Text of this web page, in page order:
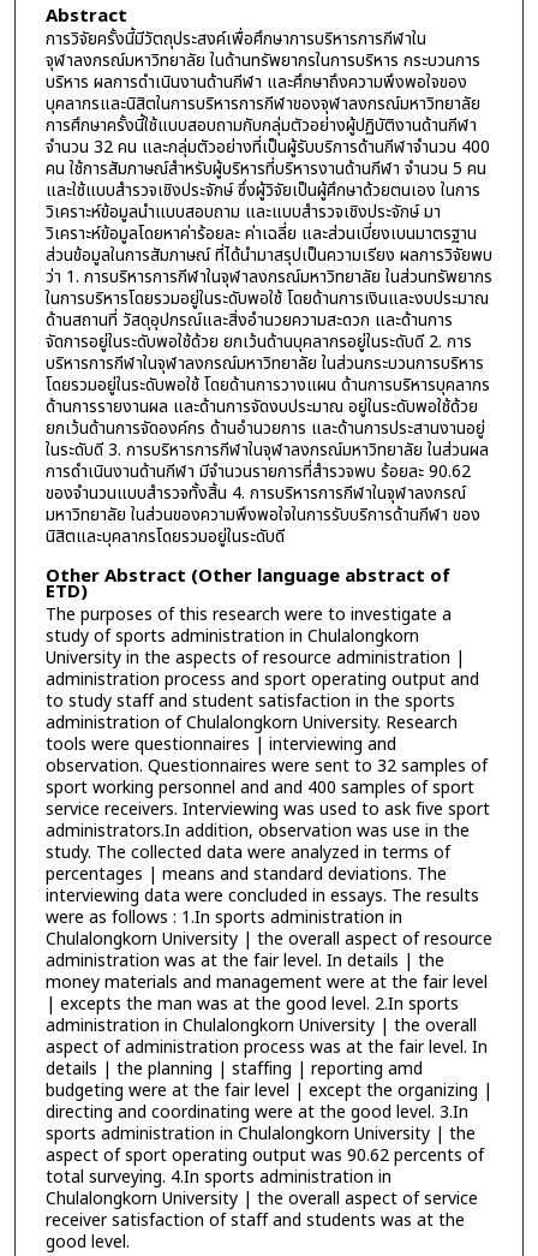
Abstract
การวิจัยครั้งนี้มีวัตถุประสงค์เพื่อศึกษาการบริหารการกีฬาใน
จุฬาลงกรณ์มหาวิทยาลัย ในด้านทรัพยากรในการบริหาร กระบวนการ
บริหาร ผลการดำเนินงานด้านกีฬา และศึกษาถึงความพึงพอใจของ
บุคลากรและนิสิตในการบริหารการกีฬาของจุฬาลงกรณ์มหาวิทยาลัย
การศึกษาครั้งนี้ใช้แบบสอบถามกับกลุ่มตัวอย่างผู้ปฏิบัติงานด้านกีฬา
จำนวน 32 คน และกลุ่มตัวอย่างที่เป็นผู้รับบริการด้านกีฬาจำนวน 400
คน ใช้การสัมภาษณ์สำหรับผู้บริหารที่บริหารงานด้านกีฬา จำนวน 5 คน
และใช้แบบสำรวจเชิงประจักษ์ ซึ่งผู้วิจัยเป็นผู้ศึกษาด้วยตนเอง ในการ
วิเคราะห์ข้อมูลนำแบบสอบถาม และแบบสำรวจเชิงประจักษ์ มา
วิเคราะห์ข้อมูลโดยหาค่าร้อยละ ค่าเฉลี่ย และส่วนเบี่ยงเบนมาตรฐาน
ส่วนข้อมูลในการสัมภาษณ์ ที่ได้นำมาสรุปเป็นความเรียง ผลการวิจัยพบ
ว่า 1. การบริหารการกีฬาในจุฬาลงกรณ์มหาวิทยาลัย ในส่วนทรัพยากร
ในการบริหารโดยรวมอยู่ในระดับพอใช้ โดยด้านการเงินและงบประมาณ
ด้านสถานที่ วัสดุอุปกรณ์และสิ่งอำนวยความสะดวก และด้านการ
จัดการอยู่ในระดับพอใช้ด้วย ยกเว้นด้านบุคลากรอยู่ในระดับดี 2. การ
บริหารการกีฬาในจุฬาลงกรณ์มหาวิทยาลัย ในส่วนกระบวนการบริหาร
โดยรวมอยู่ในระดับพอใช้ โดยด้านการวางแผน ด้านการบริหารบุคลากร
ด้านการรายงานผล และด้านการจัดงบประมาณ อยู่ในระดับพอใช้ด้วย
ยกเว้นด้านการจัดองค์กร ด้านอำนวยการ และด้านการประสานงานอยู่
ในระดับดี 3. การบริหารการกีฬาในจุฬาลงกรณ์มหาวิทยาลัย ในส่วนผล
การดำเนินงานด้านกีฬา มีจำนวนรายการที่สำรวจพบ ร้อยละ 90.62
ของจำนวนแบบสำรวจทั้งสิ้น 4. การบริหารการกีฬาในจุฬาลงกรณ์
มหาวิทยาลัย ในส่วนของความพึงพอใจในการรับบริการด้านกีฬา ของ
นิสิตและบุคลากรโดยรวมอยู่ในระดับดี
Other Abstract (Other language abstract of
ETD)
The purposes of this research were to investigate a
study of sports administration in Chulalongkorn
University in the aspects of resource administration |
administration process and sport operating output and
to study staff and student satisfaction in the sports
administration of Chulalongkorn University. Research
tools were questionnaires | interviewing and
observation. Questionnaires were sent to 32 samples of
sport working personnel and and 400 samples of sport
service receivers. Interviewing was used to ask five sport
administrators.In addition, observation was use in the
study. The collected data were analyzed in terms of
percentages | means and standard deviations. The
interviewing data were concluded in essays. The results
were as follows : 1.In sports administration in
Chulalongkorn University | the overall aspect of resource
administration was at the fair level. In details | the
money materials and management were at the fair level
| excepts the man was at the good level. 2.In sports
administration in Chulalongkorn University | the overall
aspect of administration process was at the fair level. In
details | the planning | staffing | reporting amd
budgeting were at the fair level | except the organizing |
directing and coordinating were at the good level. 3.In
sports administration in Chulalongkorn University | the
aspect of sport operating output was 90.62 percents of
total surveying. 4.In sports administration in
Chulalongkorn University | the overall aspect of service
receiver satisfaction of staff and students was at the
good level.